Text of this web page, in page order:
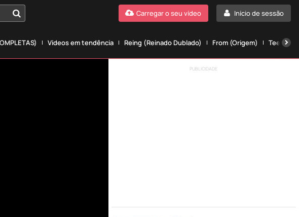
Início de sessão
Carregar o seu vídeo
Vídeos em tendência Reing (Reinado Dublado) From (Origem) Teen
PUBLICIDADE